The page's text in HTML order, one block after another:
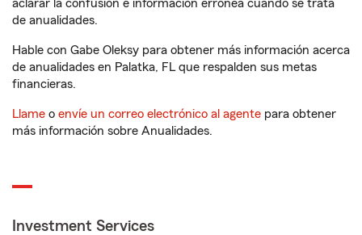
aclarar la confusión e información errónea cuando se trata
de anualidades.
Hable con Gabe Oleksy para obtener más información acerca
de anualidades en Palatka, FL que respalden sus metas
financieras.
Llame o envíe un correo electrónico al agente para obtener
más información sobre Anualidades.
Investment Services